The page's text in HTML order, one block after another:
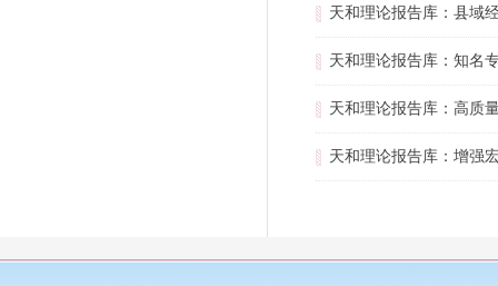
天和理论报告库：县域
天和理论报告库：知名
天和理论报告库：高质
天和理论报告库：增强